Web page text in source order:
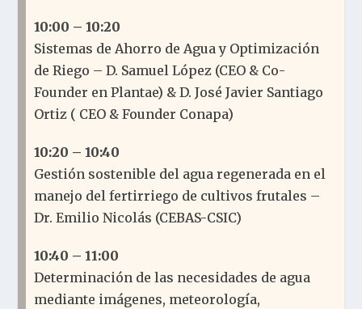
10:00 – 10:20
Sistemas de Ahorro de Agua y Optimización
de Riego – D. Samuel López (CEO & Co-
Founder en Plantae) & D. José Javier Santiago
Ortiz ( CEO & Founder Conapa)
10:20 – 10:40
Gestión sostenible del agua regenerada en el
manejo del fertirriego de cultivos frutales –
Dr. Emilio Nicolás (CEBAS-CSIC)
10:40 – 11:00
Determinación de las necesidades de agua
mediante imágenes, meteorología,